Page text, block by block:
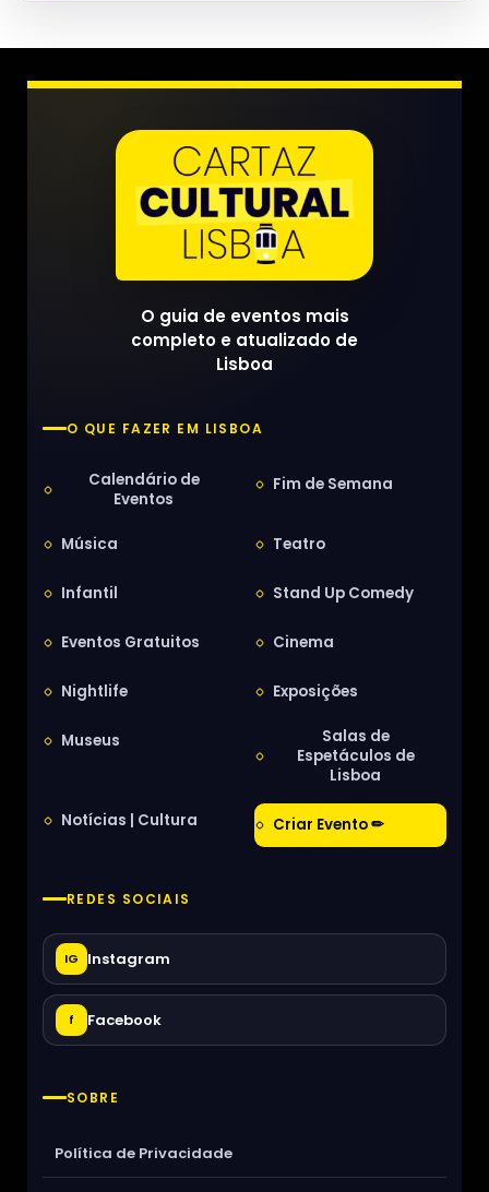
O guia de eventos mais
completo e atualizado de
Lisboa
O QUE FAZER EM LISBOA
Calendário de
Eventos
Fim de Semana
Música Teatro
Infantil Stand Up Comedy
Eventos Gratuitos Cinema
Nightlife Exposições
Museus
Salas de
Espetáculos de
Lisboa
Notícias | Cultura Criar Evento ✏
REDES SOCIAIS
IG Instagram
f Facebook
SOBRE
Política de Privacidade